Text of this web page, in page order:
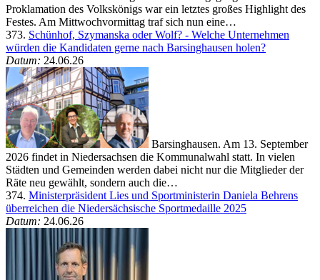
Proklamation des Volkskönigs war ein letztes großes Highlight des
Festes. Am Mittwochvormittag traf sich nun eine…
373. Schünhof, Szymanska oder Wolf? - Welche Unternehmen
würden die Kandidaten gerne nach Barsinghausen holen?
Datum: 24.06.26
Barsinghausen. Am 13. September
2026 findet in Niedersachsen die Kommunalwahl statt. In vielen
Städten und Gemeinden werden dabei nicht nur die Mitglieder der
Räte neu gewählt, sondern auch die…
374. Ministerpräsident Lies und Sportministerin Daniela Behrens
überreichen die Niedersächsische Sportmedaille 2025
Datum: 24.06.26